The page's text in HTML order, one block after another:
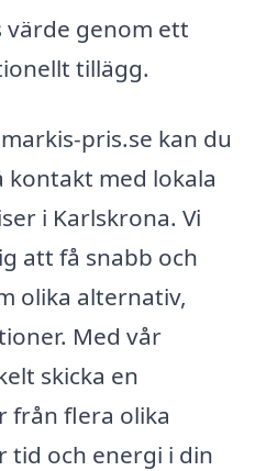
värde genom ett
tillägg.
pris.se kan du
kontakt med lokala
i Karlskrona. Vi
att få snabb och
olika alternativ,
Med vår
skicka en
från flera olika
tid och energi i din